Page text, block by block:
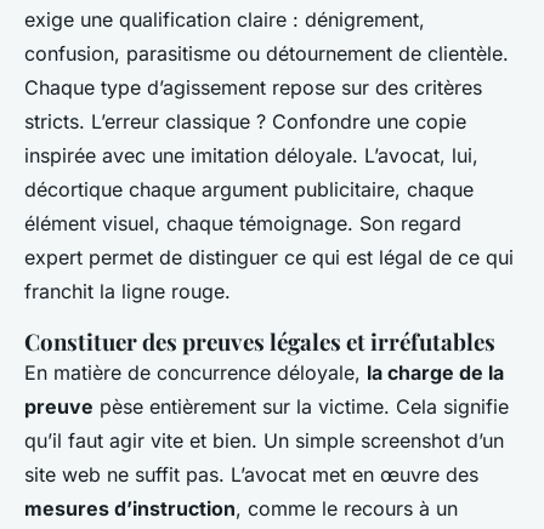
exige une qualification claire : dénigrement,
confusion, parasitisme ou détournement de clientèle.
Chaque type d’agissement repose sur des critères
stricts. L’erreur classique ? Confondre une copie
inspirée avec une imitation déloyale. L’avocat, lui,
décortique chaque argument publicitaire, chaque
élément visuel, chaque témoignage. Son regard
expert permet de distinguer ce qui est légal de ce qui
franchit la ligne rouge.
Constituer des preuves légales et irréfutables
En matière de concurrence déloyale, la charge de la
preuve pèse entièrement sur la victime. Cela signifie
qu’il faut agir vite et bien. Un simple screenshot d’un
site web ne suffit pas. L’avocat met en œuvre des
mesures d’instruction, comme le recours à un